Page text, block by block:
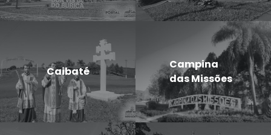
Caibaté
Campina
das Missões